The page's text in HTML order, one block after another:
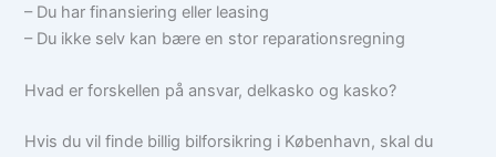
– Du har finansiering eller leasing
– Du ikke selv kan bære en stor reparationsregning
Hvad er forskellen på ansvar, delkasko og kasko?
Hvis du vil finde billig bilforsikring i København, skal du